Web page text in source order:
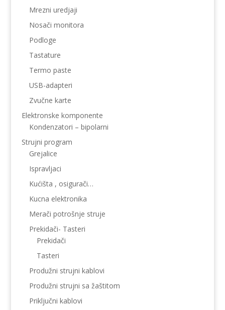
Mrezni uredjaji
Nosači monitora
Podloge
Tastature
Termo paste
USB-adapteri
Zvučne karte
Elektronske komponente
Kondenzatori – bipolarni
Strujni program
Grejalice
Ispravljaci
Kućišta , osigurači…
Kucna elektronika
Merači potrošnje struje
Prekidači- Tasteri
Prekidači
Tasteri
Produžni strujni kablovi
Produžni strujni sa žaštitom
Priključni kablovi